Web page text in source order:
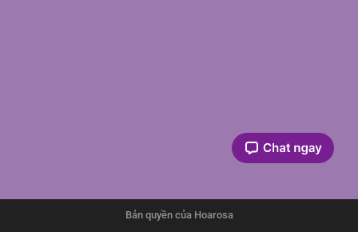
Bản quyền của Hoarosa